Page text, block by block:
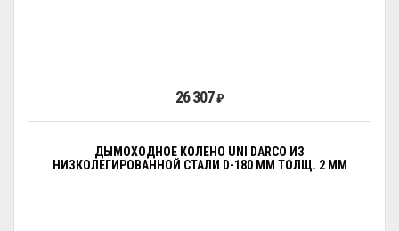
26 307₽
ДЫМОХОДНОЕ КОЛЕНО UNI DARCO ИЗ
НИЗКОЛЕГИРОВАННОЙ СТАЛИ D-180 ММ ТОЛЩ. 2 ММ